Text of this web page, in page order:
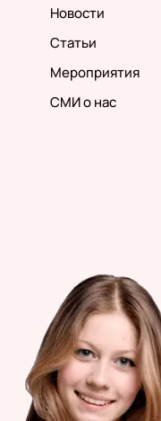
Новости
Статьи
Мероприятия
СМИ о нас